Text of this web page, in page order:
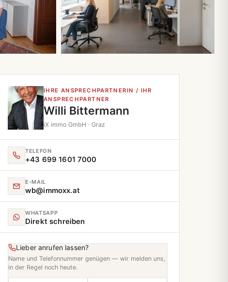
IHRE ANSPRECHPARTNERIN / IHR
ANSPRECHPARTNER
Willi Bittermann
iX immo GmbH · Graz
TELEFON
+43 699 1601 7000
E‑MAIL
wb@immoxx.at
WHATSAPP
Direkt schreiben
Lieber anrufen lassen?
Name und Telefonnummer genügen — wir melden uns,
in der Regel noch heute.